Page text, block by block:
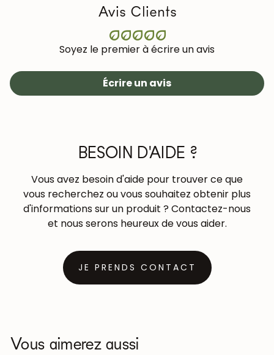
Avis Clients
Soyez le premier à écrire un avis
Écrire un avis
BESOIN D'AIDE ?
Vous avez besoin d'aide pour trouver ce que
vous recherchez ou vous souhaitez obtenir plus
d'informations sur un produit ? Contactez-nous
et nous serons heureux de vous aider.
JE PRENDS CONTACT
Vous aimerez aussi